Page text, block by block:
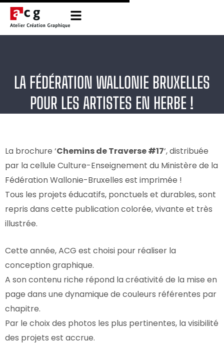
LA FÉDÉRATION WALLONIE BRUXELLES
POUR LES ARTISTES EN HERBE !
La brochure ‘Chemins de Traverse #17‘, distribuée
par la cellule Culture-Enseignement du Ministère de la
Fédération Wallonie-Bruxelles est imprimée !
Tous les projets éducatifs, ponctuels et durables, sont
repris dans cette publication colorée, vivante et très
illustrée.
Cette année, ACG est choisi pour réaliser la
conception graphique.
A son contenu riche répond la créativité de la mise en
page dans une dynamique de couleurs référentes par
chapitre.
Par le choix des photos les plus pertinentes, la visibilité
des projets est accrue.